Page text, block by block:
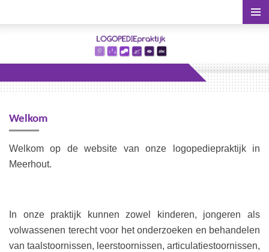
Welkom
Welkom op de website van onze logopediepraktijk in
Meerhout.
In onze praktijk kunnen zowel kinderen, jongeren als
volwassenen terecht voor het onderzoeken en behandelen
van taalstoornissen, leerstoornissen, articulatiestoornissen,